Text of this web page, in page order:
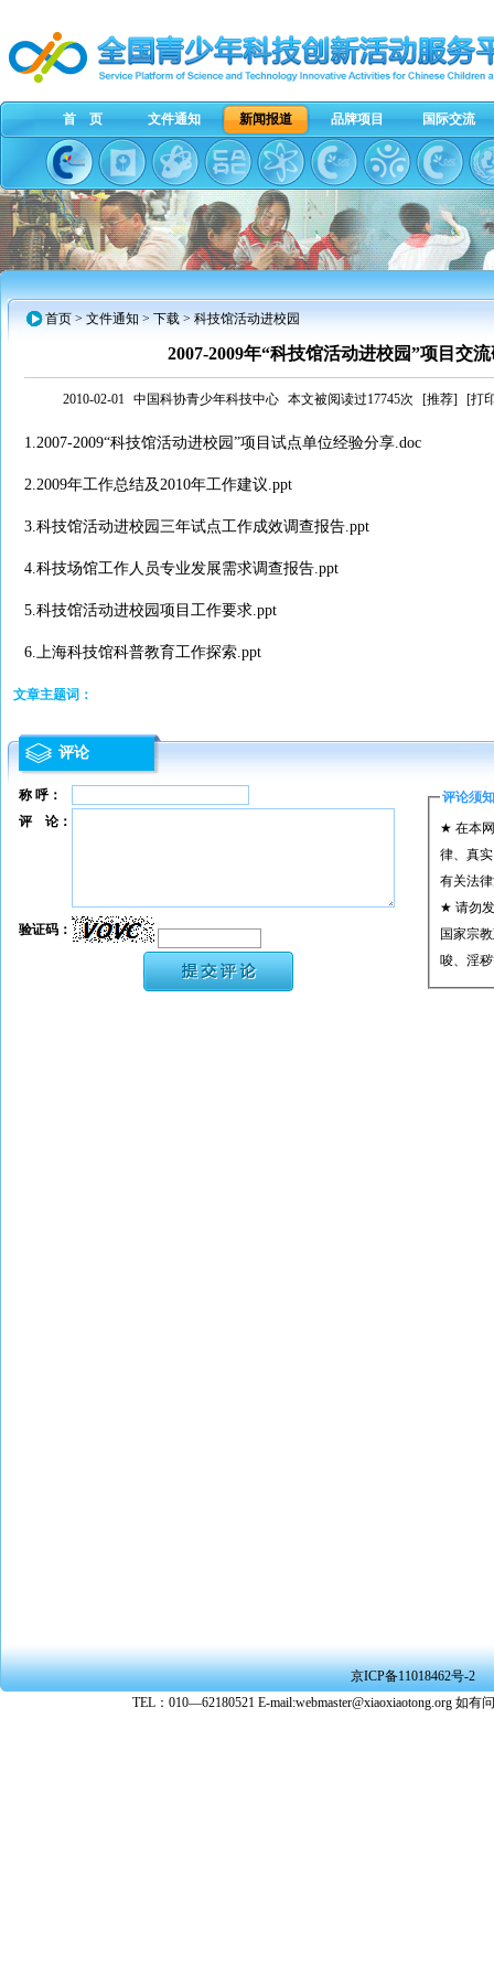
首 页 文件通知 新闻报道 品牌项目 国际交流
首页 > 文件通知 > 下载 > 科技馆活动进校园
2007-2009年“科技馆活动进校园”项目交
2010-02-01 中国科协青少年科技中心 本文被阅读过17745次 [推荐] [打
1.2007-2009“科技馆活动进校园”项目试点单位经验分享.doc
2.2009年工作总结及2010年工作建议.ppt
3.科技馆活动进校园三年试点工作成效调查报告.ppt
4.科技场馆工作人员专业发展需求调查报告.ppt
5.科技馆活动进校园项目工作要求.ppt
6.上海科技馆科普教育工作探索.ppt
文章主题词：
评论
称 呼： 评论须知
★ 在本
律、真
有关法
★ 请勿
国家宗
唆、淫
★ 承担
评 论：
验证码：
京ICP备11018462号-2
TEL：010—62180521 E-mail:webmaster@xiaoxiaotong.org 如